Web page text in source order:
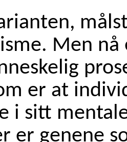
Men
er at
i sitt
er genene